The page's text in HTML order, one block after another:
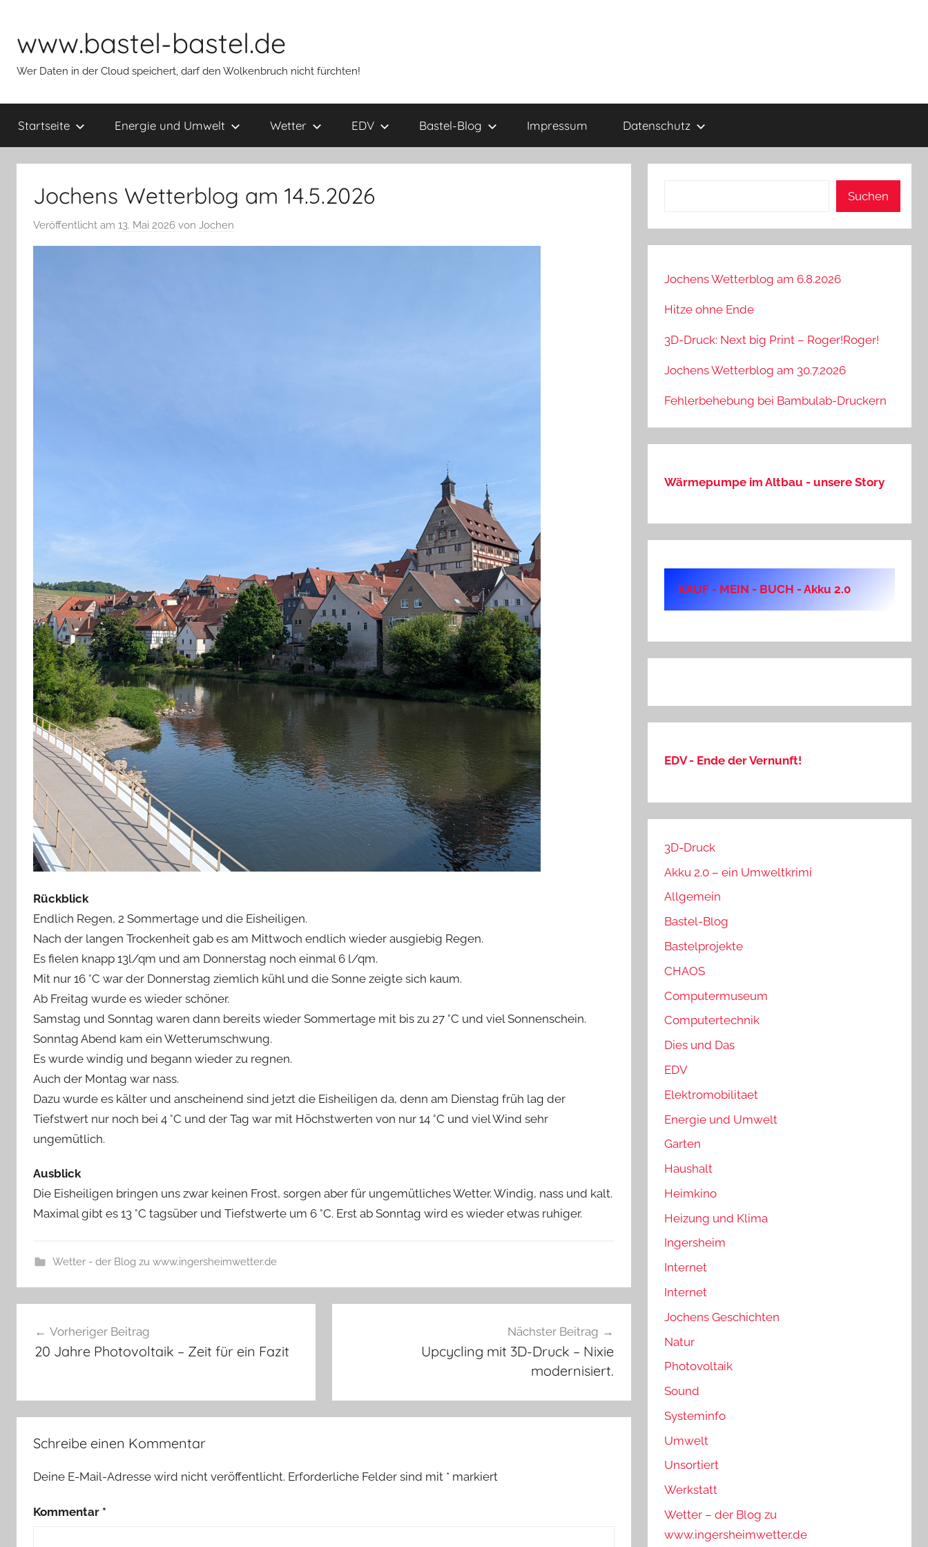
springen
www.bastel-bastel.de
Wer Daten in der Cloud speichert, darf den Wolkenbruch nicht fürchten!
Startseite Energie und Umwelt Wetter EDV Bastel-Blog Impressum Datenschutz
Jochens Wetterblog am 14.5.2026
Veröffentlicht am 13. Mai 2026 von Jochen
Rückblick
Endlich Regen, 2 Sommertage und die Eisheiligen.
Nach der langen Trockenheit gab es am Mittwoch endlich wieder ausgiebig Regen.
Es fielen knapp 13l/qm und am Donnerstag noch einmal 6 l/qm.
Mit nur 16 °C war der Donnerstag ziemlich kühl und die Sonne zeigte sich kaum.
Ab Freitag wurde es wieder schöner.
Samstag und Sonntag waren dann bereits wieder Sommertage mit bis zu 27 °C und viel Sonnenschein.
Sonntag Abend kam ein Wetterumschwung.
Es wurde windig und begann wieder zu regnen.
Auch der Montag war nass.
Dazu wurde es kälter und anscheinend sind jetzt die Eisheiligen da, denn am Dienstag früh lag der
Tiefstwert nur noch bei 4 °C und der Tag war mit Höchstwerten von nur 14 °C und viel Wind sehr
ungemütlich.
Ausblick
Die Eisheiligen bringen uns zwar keinen Frost, sorgen aber für ungemütliches Wetter. Windig, nass und kalt.
Maximal gibt es 13 °C tagsüber und Tiefstwerte um 6 °C. Erst ab Sonntag wird es wieder etwas ruhiger.
Wetter - der Blog zu www.ingersheimwetter.de
Vorheriger Beitrag
20 Jahre Photovoltaik – Zeit für ein Fazit
Nächster Beitrag
Upcycling mit 3D-Druck – Nixie
modernisiert.
Schreibe einen Kommentar
Deine E-Mail-Adresse wird nicht veröffentlicht. Erforderliche Felder sind mit * markiert
Kommentar *
Suchen
Jochens Wetterblog am 6.8.2026
Hitze ohne Ende
3D-Druck: Next big Print – Roger!Roger!
Jochens Wetterblog am 30.7.2026
Fehlerbehebung bei Bambulab-Druckern
Wärmepumpe im Altbau - unsere Story
KAUF - MEIN - BUCH - Akku 2.0
EDV - Ende der Vernunft!
3D-Druck
Akku 2.0 – ein Umweltkrimi
Allgemein
Bastel-Blog
Bastelprojekte
CHAOS
Computermuseum
Computertechnik
Dies und Das
EDV
Elektromobilitaet
Energie und Umwelt
Garten
Haushalt
Heimkino
Heizung und Klima
Ingersheim
Internet
Internet
Jochens Geschichten
Natur
Photovoltaik
Sound
Systeminfo
Umwelt
Unsortiert
Werkstatt
Wetter – der Blog zu
www.ingersheimwetter.de